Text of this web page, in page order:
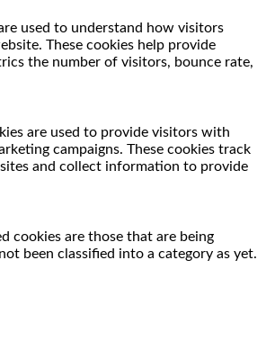
used to understand how visitors
These cookies help provide
the number of visitors, bounce rate,
are used to provide visitors with
campaigns. These cookies track
and collect information to provide
cookies are those that are being
been classified into a category as yet.